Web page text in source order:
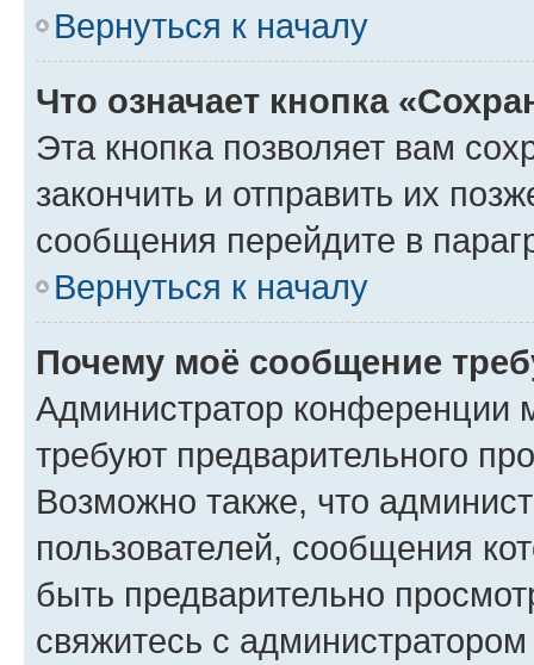
Вернуться к началу
Что означает кнопка
Эта кнопка позволяет вам
закончить и отправить их
сообщения перейдите в
Вернуться к началу
Почему моё сообщение
Администратор конференции
требуют предварительного
Возможно также, что
пользователей, сообщения
быть предварительно
свяжитесь с